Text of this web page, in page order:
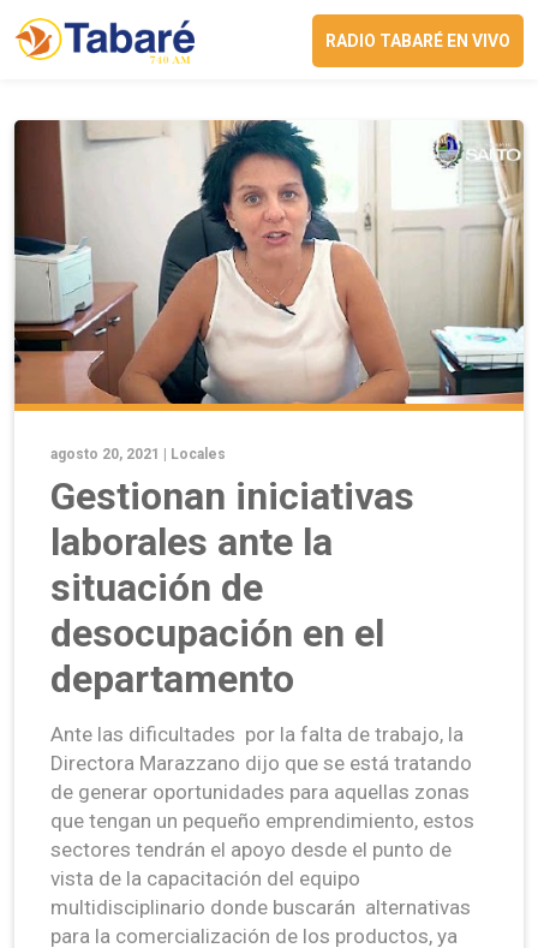
RADIO TABARÉ EN VIVO
agosto 20, 2021 | Locales
Gestionan iniciativas
laborales ante la
situación de
desocupación en el
departamento
Ante las dificultades por la falta de trabajo, la
Directora Marazzano dijo que se está tratando
de generar oportunidades para aquellas zonas
que tengan un pequeño emprendimiento, estos
sectores tendrán el apoyo desde el punto de
vista de la capacitación del equipo
multidisciplinario donde buscarán alternativas
para la comercialización de los productos, ya